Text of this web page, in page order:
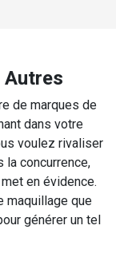
Autres
de marques de
dans votre
voulez rivaliser
la concurrence,
en évidence.
maquillage que
générer un tel